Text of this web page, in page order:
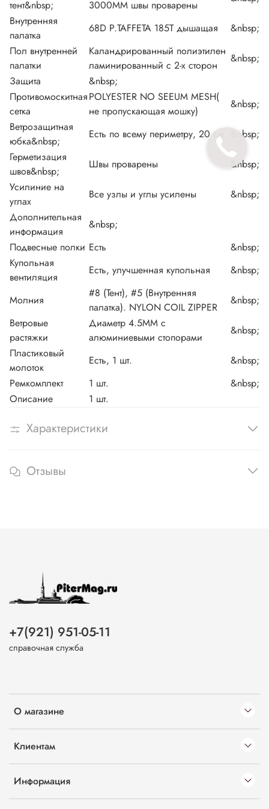
Ремкомплект 1 шт.
&nbsp;
Описание
тент&nbsp; 3000MM швы проварены
Внутренняя
палатка
68D P.TAFFETA 185T дышащая
&nbsp;
Пол внутренней
палатки
Каландрированный полиэтилен
ламинированный с 2-х сторон
&nbsp;
Защита
&nbsp;
Противомоскитная
сетка
POLYESTER NO SEEUM MESH(
не пропускающая мошку)
&nbsp;
Ветрозащитная
юбка&nbsp;
Есть по всему периметру, 20 см
&nbsp;
Герметизация
швов&nbsp;
Швы проварены
&nbsp;
Усилиние на
углах
Все узлы и углы усилены
&nbsp;
Дополнительная
информация
&nbsp;
Подвесные полки Есть
&nbsp;
Купольная
вентиляция
Есть, улучшенная купольная &nbsp;
Молния
#8 (Тент), #5 (Внутренняя
палатка). NYLON COIL ZIPPER
&nbsp;
Ветровые
растяжки
Диаметр 4.5ММ с
алюминиевыми стопорами
&nbsp;
Пластиковый
молоток
Есть, 1 шт.
&nbsp;
Ремкомплект
1 шт.
&nbsp;
Описание
1 шт.
Характеристики
Отзывы
О магазине
Клиентам
Информация
+7(921) 951-05-11
справочная служба